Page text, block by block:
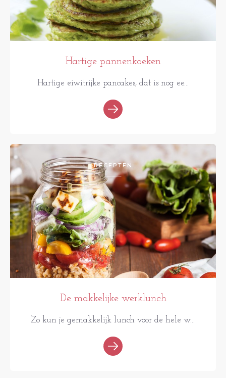
Hartige pannenkoeken
Hartige eiwitrijke pancakes, dat is nog ee...
RECEPTEN
De makkelijke werklunch
Zo kun je gemakkelijk lunch voor de hele w...